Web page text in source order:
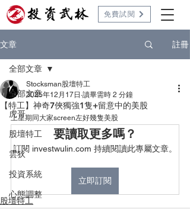
免費試閱
文章 註冊
全部文章
虎哥
股壇特工
雲狄
投資系統
心態調整
全部文章
【特工】神奇7俠獨強1隻+留意中的美股
Stocksman股壇特工
2025年12月17日 讀畢需時 2 分鐘
上星期同大家screen左好幾隻美股
要讀取更多嗎？
訂閱 investwulin.com 持續閱讀此專屬文章。
立即訂閱
股壇特工